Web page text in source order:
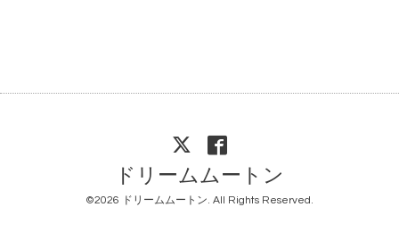
ドリームムートン
©2026 ドリームムートン. All Rights Reserved.